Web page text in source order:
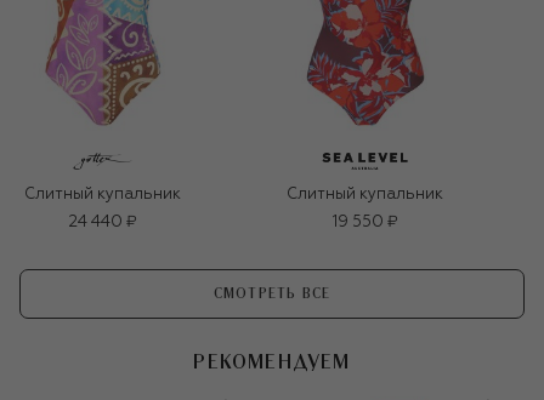
Слитный купальник
24 440 ₽
Слитный купальник
19 550 ₽
СМОТРЕТЬ ВСЕ
РЕКОМЕНДУЕМ